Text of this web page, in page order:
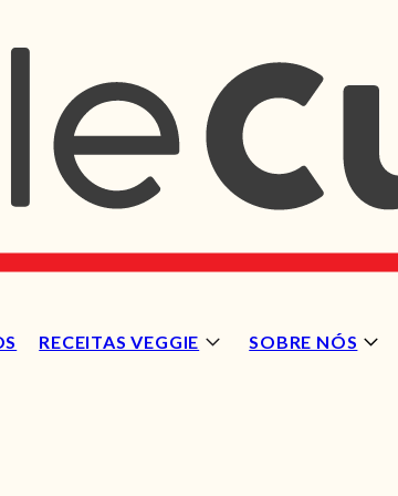
RECEITAS VEGGIE SOBRE NÓS